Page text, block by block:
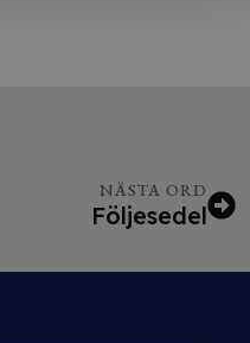
NÄSTA ORD
Följesedel